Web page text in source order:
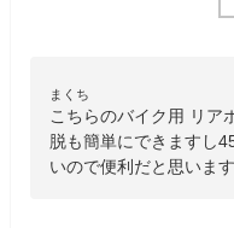
まくち
こちらのバイク用 リア
脱も簡単にできますし
いので便利だと思います